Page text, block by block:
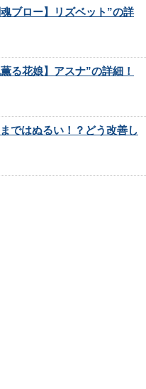
ブロー】リズベット”の詳
る花娘】アスナ”の詳細！
ではぬるい！？どう改善し